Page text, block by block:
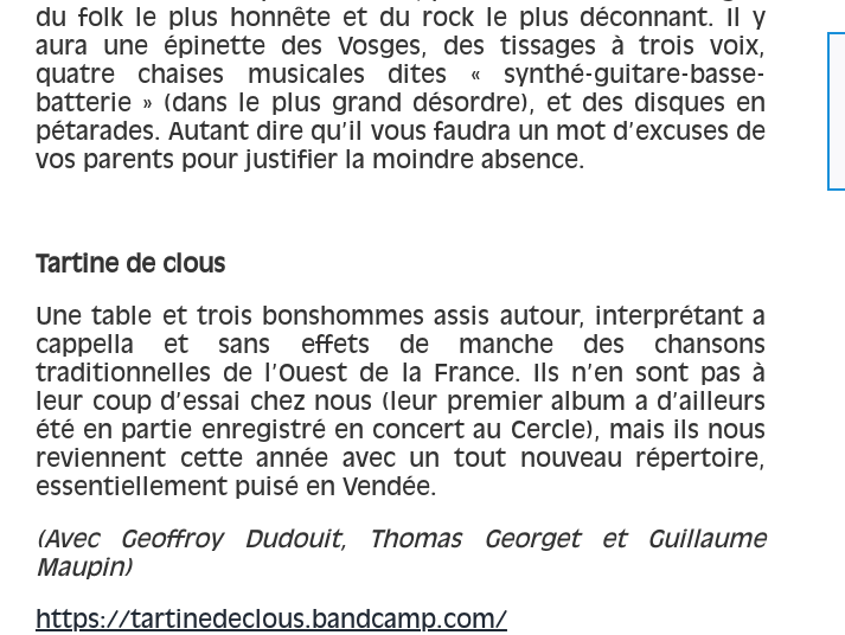
du folk le plus honnête et du rock le plus déconnant. Il y
aura une épinette des Vosges, des tissages à trois voix,
quatre chaises musicales dites « synthé-guitare-basse-
batterie » (dans le plus grand désordre), et des disques en
pétarades. Autant dire qu’il vous faudra un mot d’excuses de
vos parents pour justifier la moindre absence.
Tartine de clous
Une table et trois bonshommes assis autour, interprétant a
cappella et sans effets de manche des chansons
traditionnelles de l’Ouest de la France. Ils n’en sont pas à
leur coup d’essai chez nous (leur premier album a d’ailleurs
été en partie enregistré en concert au Cercle), mais ils nous
reviennent cette année avec un tout nouveau répertoire,
essentiellement puisé en Vendée.
(Avec Geoffroy Dudouit, Thomas Georget et Guillaume
Maupin)
https://tartinedeclous.bandcamp.com/